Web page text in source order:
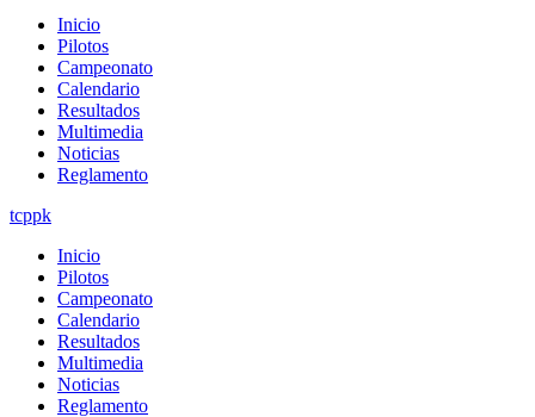
Inicio
Pilotos
Campeonato
Calendario
Resultados
Multimedia
Noticias
Reglamento
tcppk
Inicio
Pilotos
Campeonato
Calendario
Resultados
Multimedia
Noticias
Reglamento